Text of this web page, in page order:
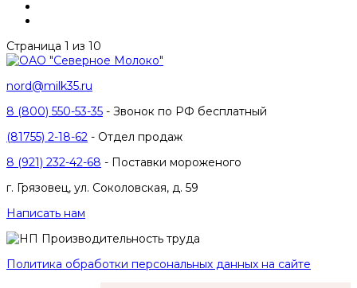
Страница 1 из 10
nord@milk35.ru
8 (800) 550-53-35 - Звонок по РФ бесплатный
(81755) 2-18-62 - Отдел продаж
8 (921) 232-42-68 - Поставки мороженого
г. Грязовец, ул. Соколовская, д. 59
Написать нам
Политика обработки персональных данных на сайте